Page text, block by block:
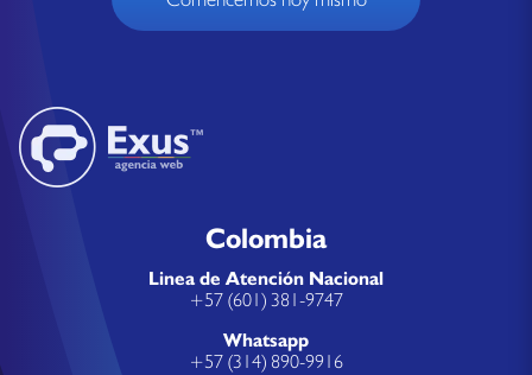
Colombia
Linea de Atención Nacional
+57 (601) 381-9747
Whatsapp
+57 (314) 890-9916